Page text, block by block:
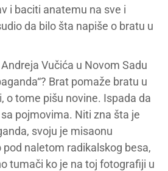
i baciti anatemu na sve i
da bilo šta napiše o bratu u
Vučića u Novom Sadu
Brat pomaže bratu u
o tome pišu novine. Ispada da
pojmovima. Niti zna šta je
svoju je misaonu
naletom radikalskog besa,
tumači ko je na toj fotografiji u